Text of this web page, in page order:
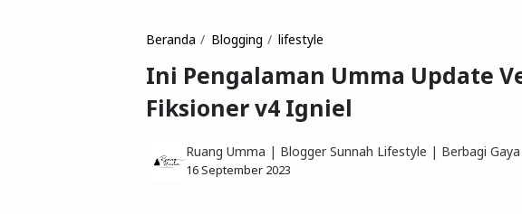
Beranda Blogging lifestyle
Ini Pengalaman Umma Update
Fiksioner v4 Igniel
Ruang Umma | Blogger Sunnah Lifestyle | Berbagi Gaya
16 September 2023